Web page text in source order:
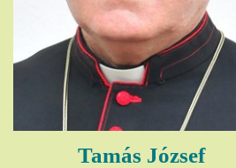
Tamás József